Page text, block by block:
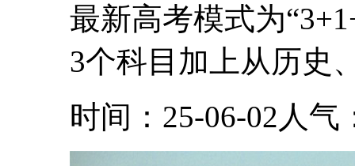
最新高考模式为
3个科目加上从历史
时间：25-06-02 人气